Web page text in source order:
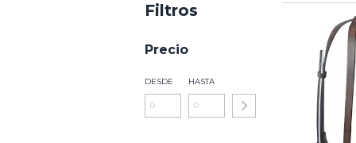
Filtros
Precio
DESDE HASTA